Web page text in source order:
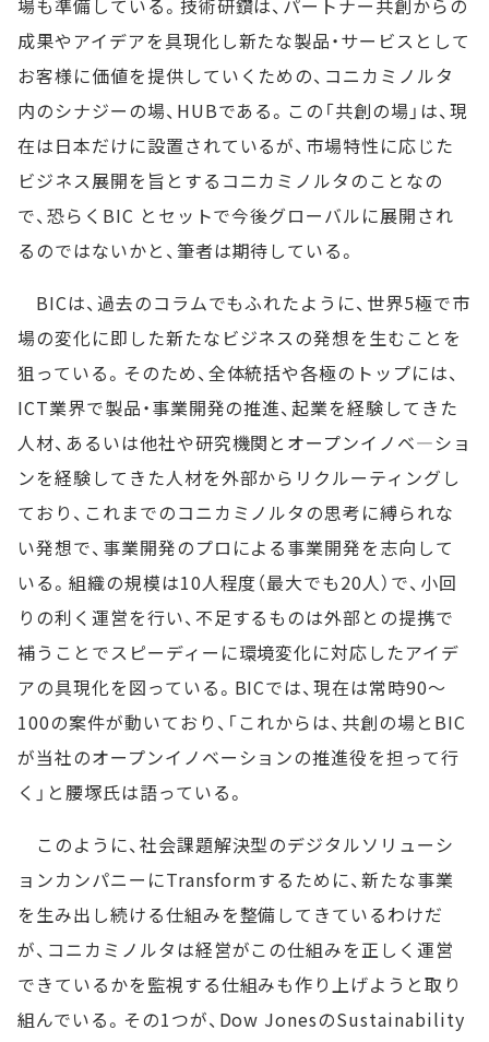
場も準備している。技術研鑽は、パートナー共創からの
成果やアイデアを具現化し新たな製品・サービスとして
お客様に価値を提供していくための、コニカミノルタ
内のシナジーの場、HUBである。この「共創の場」は、現
在は日本だけに設置されているが、市場特性に応じた
ビジネス展開を旨とするコニカミノルタのことなの
で、恐らくBIC とセットで今後グローバルに展開され
るのではないかと、筆者は期待している。
BICは、過去のコラムでもふれたように、世界5極で市
場の変化に即した新たなビジネスの発想を生むことを
狙っている。そのため、全体統括や各極のトップには、
ICT業界で製品・事業開発の推進、起業を経験してきた
人材、あるいは他社や研究機関とオープンイノベ―ショ
ンを経験してきた人材を外部からリクルーティングし
ており、これまでのコニカミノルタの思考に縛られな
い発想で、事業開発のプロによる事業開発を志向して
いる。組織の規模は10人程度（最大でも20人）で、小回
りの利く運営を行い、不足するものは外部との提携で
補うことでスピーディーに環境変化に対応したアイデ
アの具現化を図っている。BICでは、現在は常時90～
100の案件が動いており、「これからは、共創の場とBIC
が当社のオープンイノベーションの推進役を担って行
く」と腰塚氏は語っている。
このように、社会課題解決型のデジタルソリューシ
ョンカンパニーにTransformするために、新たな事業
を生み出し続ける仕組みを整備してきているわけだ
が、コニカミノルタは経営がこの仕組みを正しく運営
できているかを監視する仕組みも作り上げようと取り
組んでいる。その1つが、Dow JonesのSustainability